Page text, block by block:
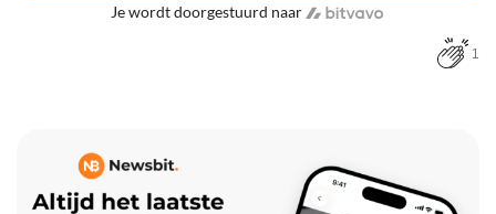
Je wordt doorgestuurd naar
1